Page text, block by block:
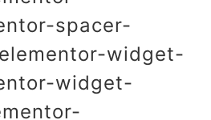
spacer-
widget-
widget-